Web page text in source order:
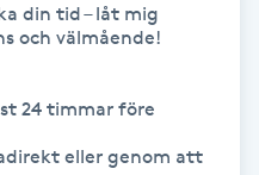
din tid – låt mig
och välmående!
24 timmar före
eller genom att